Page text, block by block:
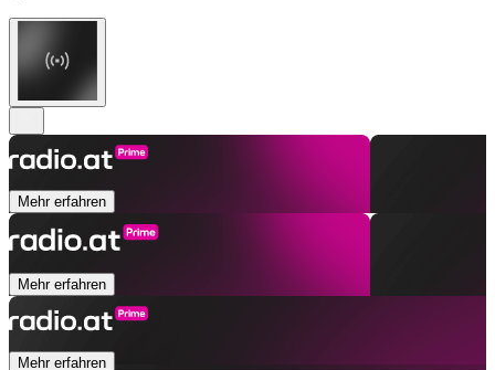
Mehr erfahren
Mehr erfahren
Mehr erfahren